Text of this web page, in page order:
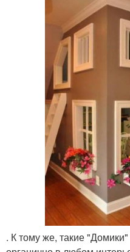
. К тому же, такие